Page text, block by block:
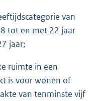
van
tot en met 22 jaar
jaar;
ruimte in een
is voor wonen of
van tenminste vijf